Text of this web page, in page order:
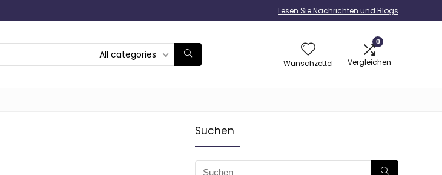
Lesen Sie Nachrichten und Blogs
All categories
Wunschzettel
0
Vergleichen
Suchen